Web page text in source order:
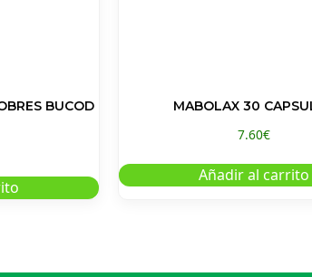
BUCOD
MABOLAX 30
7.60€
Añadir al carrito